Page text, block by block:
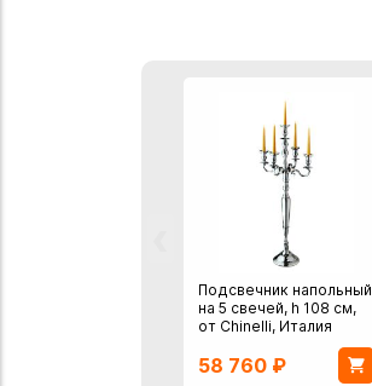
Подсвечник напольный
на 5 свечей, h 108 см,
от Chinelli, Италия
58 760 ₽